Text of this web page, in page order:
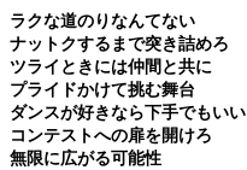
ラクな道のりなんてない
ナットクするまで突き詰めろ
ツライときには仲間と共に
プライドかけて挑む舞台
ダンスが好きなら下手でもいい
コンテストへの扉を開けろ
無限に広がる可能性